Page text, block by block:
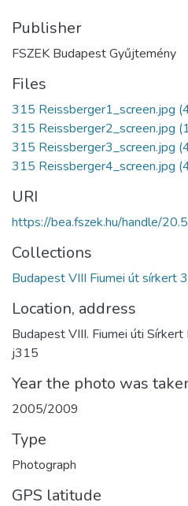
Publisher
FSZEK Budapest Gyűjtemény
Files
315 Reissberger1_screen.jpg
315 Reissberger2_screen.jpg
315 Reissberger3_screen.jpg
315 Reissberger4_screen.jpg
URI
https://bea.fszek.hu/handle/
Collections
Budapest VIII Fiumei út sírkert
Location, address
Budapest VIII. Fiumei úti
j315
Year the photo was
2005/2009
Type
Photograph
GPS latitude